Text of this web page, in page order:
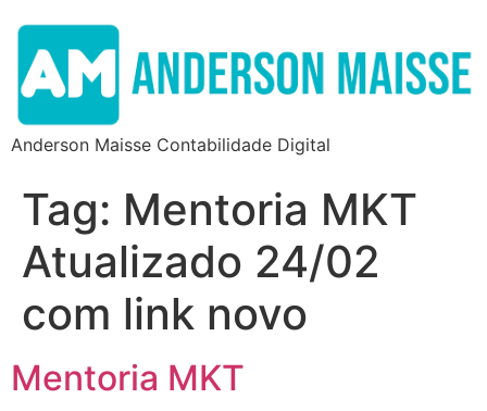
Anderson Maisse Contabilidade Digital
Tag: Mentoria MKT
Atualizado 24/02
com link novo
Mentoria MKT